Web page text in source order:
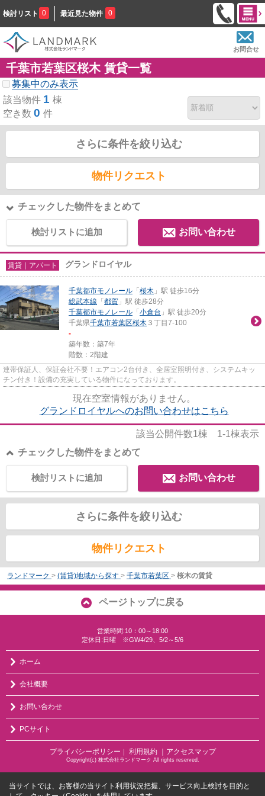
検討リスト 0 最近見た物件 0
お問合せ
千葉市若葉区桜木 賃貸一覧
募集中のみ表示
該当物件 1 棟
空き数 0 件
さらに条件を絞り込む
物件リクエスト
チェックした物件をまとめて
検討リストに追加 お問い合わせ
賃貸｜アパート グランドロイヤル
千葉都市モノレール 「 桜木 」駅 徒歩16分
総武本線 「 都賀 」駅 徒歩28分
千葉都市モノレール 「 小倉台 」駅 徒歩20分
千葉県千葉市若葉区桜木 ３丁目7-100
-
築年数：築7年
階数：2階建
連帯保証人、保証会社不要！エアコン2台付き、全居室照明付き、システムキッ
チン付き！設備の充実している物件になっております。
現在空室情報がありません。
グランドロイヤルへのお問い合わせはこちら
該当公開件数1棟 1-1棟表示
チェックした物件をまとめて
お問い合わせ
検討リストに追加
さらに条件を絞り込む
物件リクエスト
ランドマーク > (賃貸)地域から探す > 千葉市若葉区 > 桜木の賃貸
ページトップに戻る
営業時間:10：00～18:00
定休日:日曜 ※GW4/29、5/2～5/6
ホーム
会社概要
お問い合わせ
PCサイト
プライバシーポリシー ｜ 利用規約 ｜アクセスマップ
Copyright(c) 株式会社ランドマーク All rights reserved.
当サイトでは、お客様の当サイト利用状況把握、サービス向上検討を目的と